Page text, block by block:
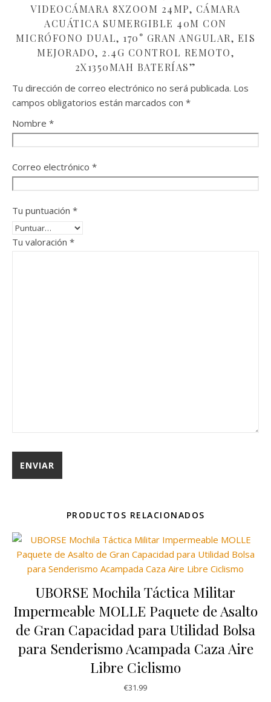
VIDEOCÁMARA 8XZOOM 24MP, CÁMARA
ACUÁTICA SUMERGIBLE 40M CON
MICRÓFONO DUAL, 170° GRAN ANGULAR, EIS
MEJORADO, 2.4G CONTROL REMOTO,
2X1350MAH BATERÍAS”
Tu dirección de correo electrónico no será publicada. Los
campos obligatorios están marcados con *
Nombre *
Correo electrónico *
Tu puntuación *
Tu valoración *
PRODUCTOS RELACIONADOS
UBORSE Mochila Táctica Militar
Impermeable MOLLE Paquete de Asalto
de Gran Capacidad para Utilidad Bolsa
para Senderismo Acampada Caza Aire
Libre Ciclismo
€31.99